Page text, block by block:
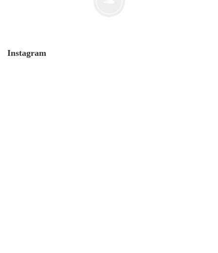
Instagram